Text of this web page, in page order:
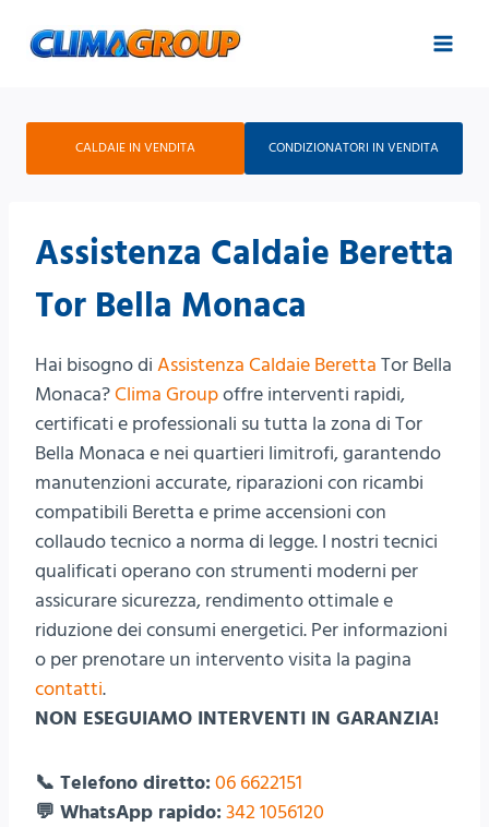
CALDAIE IN VENDITA CONDIZIONATORI IN VENDITA
Assistenza Caldaie Beretta
Tor Bella Monaca
Hai bisogno di Assistenza Caldaie Beretta Tor Bella
Monaca?Clima Groupoffre interventi rapidi,
certificati e professionali su tutta la zona di Tor
Bella Monaca e nei quartieri limitrofi, garantendo
manutenzioni accurate, riparazioni con ricambi
compatibili Beretta e prime accensioni con
collaudo tecnico a norma di legge. I nostri tecnici
qualificati operano con strumenti moderni per
assicurare sicurezza, rendimento ottimale e
riduzione dei consumi energetici. Per informazioni
o per prenotare un intervento visita la pagina
contatti.
NON ESEGUIAMO INTERVENTI IN GARANZIA!
📞 Telefono diretto: 06 6622151
💬 WhatsApp rapido: 342 1056120